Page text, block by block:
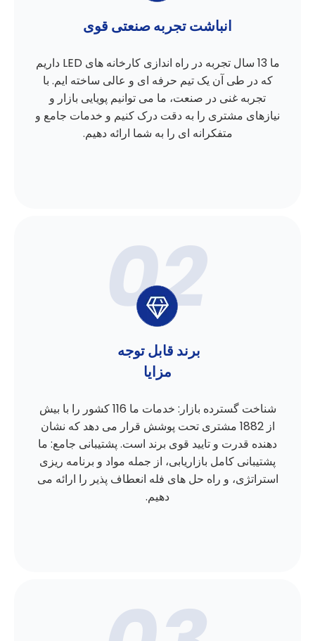
انباشت تجربه صنعتی قوی
ما 13 سال تجربه در راه اندازی کارخانه های LED داریم
که در طی آن یک تیم حرفه ای و عالی ساخته ایم. با
تجربه غنی در صنعت، ما می توانیم پویایی بازار و
نیازهای مشتری را به دقت درک کنیم و خدمات جامع و
متفکرانه ای را به شما ارائه دهیم.
برند قابل توجه
مزایا
شناخت گسترده بازار: خدمات ما 116 کشور را با بیش
از 1882 مشتری تحت پوشش قرار می دهد که نشان
دهنده قدرت و تایید قوی برند است. پشتیبانی جامع: ما
پشتیبانی کامل بازاریابی، از جمله مواد و برنامه ریزی
استراتژی، و راه حل های فله انعطاف پذیر را ارائه می
دهیم.